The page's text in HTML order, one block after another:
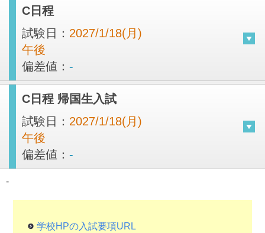
C日程
試験日： 2027/1/18(月)
午後
偏差値： -
C日程 帰国生入試
試験日： 2027/1/18(月)
午後
偏差値： -
-
学校HPの入試要項URL